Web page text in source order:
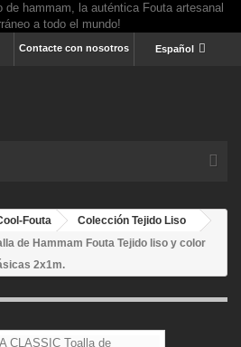
Español
Contacte con nosotros
Fouta
Colección Tejido Liso
de Hammam Fouta Tejido liso y color
2x1m.